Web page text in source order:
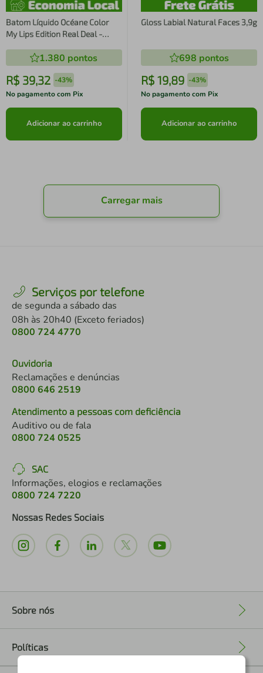
Batom Líquido Océane Color
My Lips Edition Real Deal -
1.380 pontos
R$ 39,32 -43%
No pagamento com Pix
Adicionar ao carrinho
Gloss Labial Natural Faces 3,9g
698 pontos
R$ 19,89 -43%
No pagamento com Pix
Adicionar ao carrinho
Carregar mais
Serviços por telefone
de segunda a sábado das
08h às 20h40 (Exceto feriados)
0800 724 4770
Ouvidoria
Reclamações e denúncias
0800 646 2519
Atendimento a pessoas com deficiência
Auditivo ou de fala
0800 724 0525
SAC
Informações, elogios e reclamações
0800 724 7220
Nossas Redes Sociais
Sobre nós
Políticas